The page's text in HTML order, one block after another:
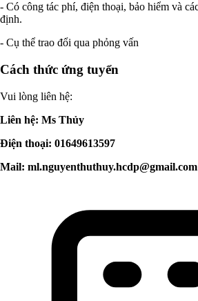
- Có công tác phí, điện thoại, bảo hiểm và
định.
- Cụ thể trao đổi qua phỏng vấn
Cách thức ứng tuyển
Vui lòng liên hệ:
Liên hệ: Ms Thủy
Điện thoại: 01649613597
Mail: ml.nguyenthuthuy.hcdp@gmail.com